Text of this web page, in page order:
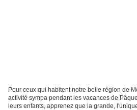
Pour ceux qui habitent notre belle région de
activité sympa pendant les vacances de
leurs enfants, apprenez que la grande,